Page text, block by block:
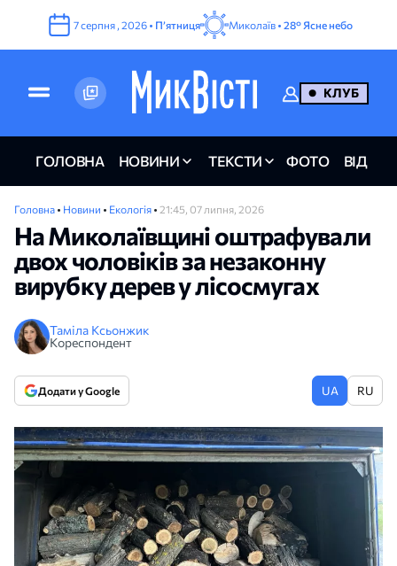
7серпня , 2026 • Пʼятниця Миколаїв • 28° Ясне небо
КЛУБ
ГОЛОВНА НОВИНИ ТЕКСТИ ФОТО ВІДЕО
Головна • Новини • Екологія • 21:45, 07 липня, 2026
На Миколаївщині оштрафували
двох чоловіків за незаконну
вирубку дерев у лісосмугах
Таміла Ксьонжик
Кореспондент
Додати у Google UA RU